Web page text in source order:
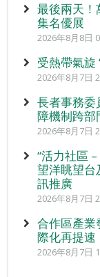
最後兩天！
集名優展
2026年8月8日
受熱帶氣
2026年8月7日
長者事務
障機制跨部
2026年8月7日
“活力社區
望洋眺望台
訊推廣
2026年8月7日
合作區產業
際化再提速
2026年8月7日